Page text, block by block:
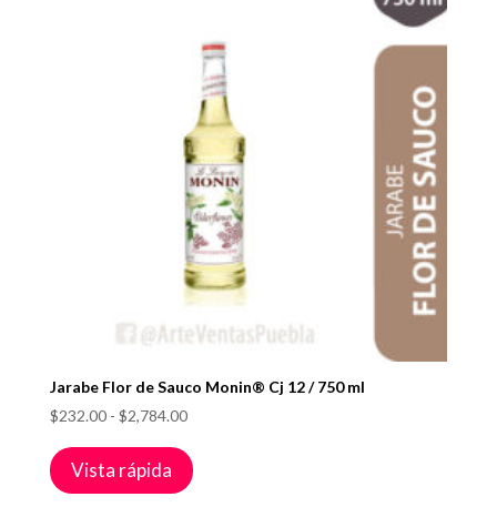
Jarabe Flor de Sauco Monin® Cj 12 / 750 ml
$232.00 - $2,784.00Rango
precios:
desde
Vista rápida